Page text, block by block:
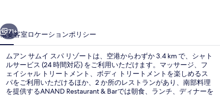
パ
リ
ゾ
ー
ト
71+
概要客室ロケーションポリシー
ムアン サムイ スパ リゾートは、空港からわずか 3.4 km で、シャト
ルサービス (24 時間対応) をご利用いただけます。マッサージ、フ
ェイシャル トリートメント、ボディ トリートメントを楽しめるス
パをご利用いただけるほか、2 か所のレストランがあり、南部料理
を提供するANAND Restaurant & Barでは朝食、ランチ、ディナーを